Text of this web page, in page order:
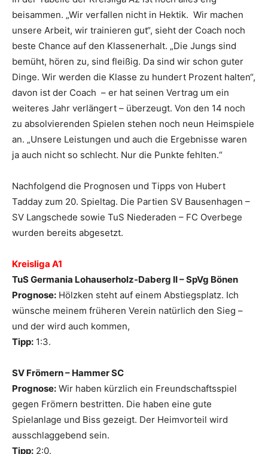
beisammen. „Wir verfallen nicht in Hektik. Wir machen
unsere Arbeit, wir trainieren gut“, sieht der Coach noch
beste Chance auf den Klassenerhalt. „Die Jungs sind
bemüht, hören zu, sind fleißig. Da sind wir schon guter
Dinge. Wir werden die Klasse zu hundert Prozent halten“,
davon ist der Coach – er hat seinen Vertrag um ein
weiteres Jahr verlängert – überzeugt. Von den 14 noch
zu absolvierenden Spielen stehen noch neun Heimspiele
an. „Unsere Leistungen und auch die Ergebnisse waren
ja auch nicht so schlecht. Nur die Punkte fehlten.“
Nachfolgend die Prognosen und Tipps von Hubert
Tadday zum 20. Spieltag. Die Partien SV Bausenhagen –
SV Langschede sowie TuS Niederaden – FC Overbege
wurden bereits abgesetzt.
Kreisliga A1
TuS Germania Lohauserholz-Daberg II – SpVg Bönen
Prognose: Hölzken steht auf einem Abstiegsplatz. Ich
wünsche meinem früheren Verein natürlich den Sieg –
und der wird auch kommen,
Tipp: 1:3.
SV Frömern – Hammer SC
Prognose: Wir haben kürzlich ein Freundschaftsspiel
gegen Frömern bestritten. Die haben eine gute
Spielanlage und Biss gezeigt. Der Heimvorteil wird
ausschlaggebend sein.
Tipp: 2:0.